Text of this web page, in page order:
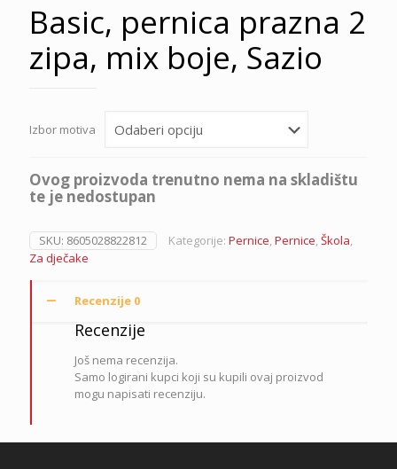
Basic, pernica prazna 2
zipa, mix boje, Sazio
Izbor motiva
Ovog proizvoda trenutno nema na skladištu
te je nedostupan
SKU: 8605028822812 Kategorije: Pernice,Pernice,Škola,
Za dječake
Recenzije 0
Recenzije
Još nema recenzija.
Samo logirani kupci koji su kupili ovaj proizvod
mogu napisati recenziju.